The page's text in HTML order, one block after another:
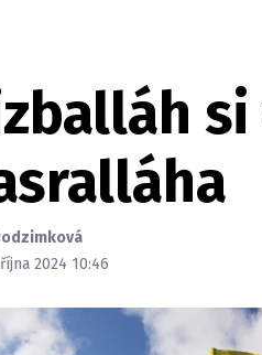
2024 10:46